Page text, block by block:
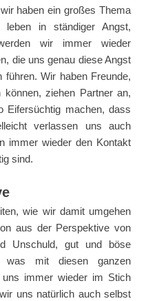
haben ein großes Thema
leben in ständiger Angst,
wir immer wieder
die uns genau diese Angst
Wir haben Freunde,
ziehen Partner an,
Eifersüchtig machen, dass
verlassen uns auch
immer wieder den Kontakt
sind.
wie wir damit umgehen
aus der Perspektive von
Unschuld, gut und böse
was mit diesen ganzen
immer wieder im Stich
uns natürlich auch selbst